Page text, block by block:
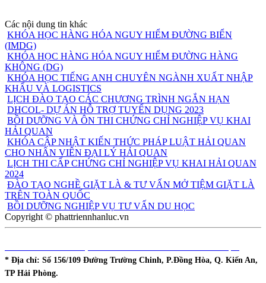
Các nội dung tin khác
KHÓA HỌC HÀNG HÓA NGUY HIỂM ĐƯỜNG BIỂN
(IMDG)
KHÓA HỌC HÀNG HÓA NGUY HIỂM ĐƯỜNG HÀNG
KHÔNG (DG)
KHÓA HỌC TIẾNG ANH CHUYÊN NGÀNH XUẤT NHẬP
KHẨU VÀ LOGISTICS
LỊCH ĐÀO TẠO CÁC CHƯƠNG TRÌNH NGẮN HẠN
DHCOL- DỰ ÁN HỖ TRỢ TUYỂN DỤNG 2023
BỒI DƯỠNG VÀ ÔN THI CHỨNG CHỈ NGHIỆP VỤ KHAI
HẢI QUAN
KHÓA CẬP NHẬT KIẾN THỨC PHÁP LUẬT HẢI QUAN
CHO NHÂN VIÊN ĐẠI LÝ HẢI QUAN
LỊCH THI CẤP CHỨNG CHỈ NGHIỆP VỤ KHAI HẢI QUAN
2024
ĐÀO TẠO NGHỀ GIẶT LÀ & TƯ VẤN MỞ TIỆM GIẶT LÀ
TRÊN TOÀN QUỐC
BỒI DƯỠNG NGHIỆP VỤ TƯ VẤN DU HỌC
Copyright © phattriennhanluc.vn
* Địa chỉ: Số 156/109 Đường Trường Chinh, P.Đồng Hòa, Q. Kiến An,
TP Hải Phòng.